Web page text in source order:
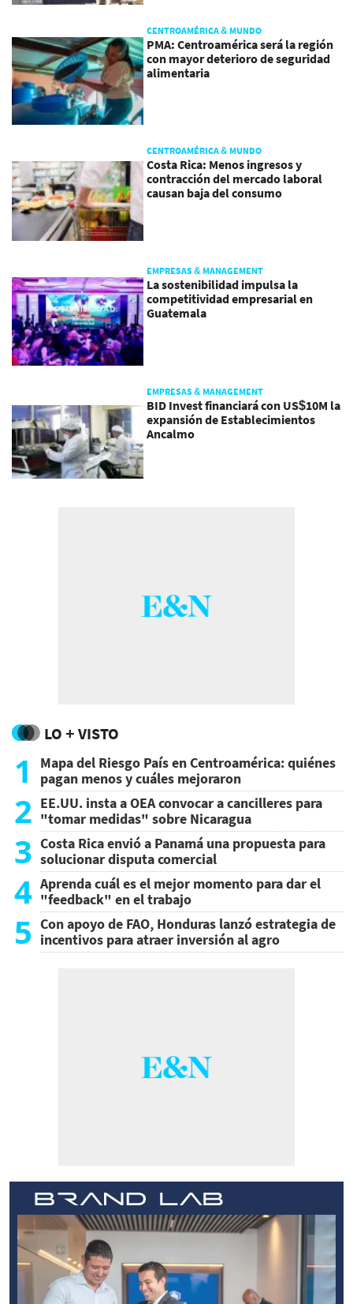
CENTROAMÉRICA & MUNDO
PMA: Centroamérica será la región
con mayor deterioro de seguridad
alimentaria
CENTROAMÉRICA & MUNDO
Costa Rica: Menos ingresos y
contracción del mercado laboral
causan baja del consumo
EMPRESAS & MANAGEMENT
La sostenibilidad impulsa la
competitividad empresarial en
Guatemala
EMPRESAS & MANAGEMENT
BID Invest financiará con US$10M la
expansión de Establecimientos
Ancalmo
LO + VISTO
1
Mapa del Riesgo País en Centroamérica: quiénes
pagan menos y cuáles mejoraron
2 EE.UU. insta a OEA convocar a cancilleres para
"tomar medidas" sobre Nicaragua
3 Costa Rica envió a Panamá una propuesta para
solucionar disputa comercial
4 Aprenda cuál es el mejor momento para dar el
"feedback" en el trabajo
5 Con apoyo de FAO, Honduras lanzó estrategia de
incentivos para atraer inversión al agro